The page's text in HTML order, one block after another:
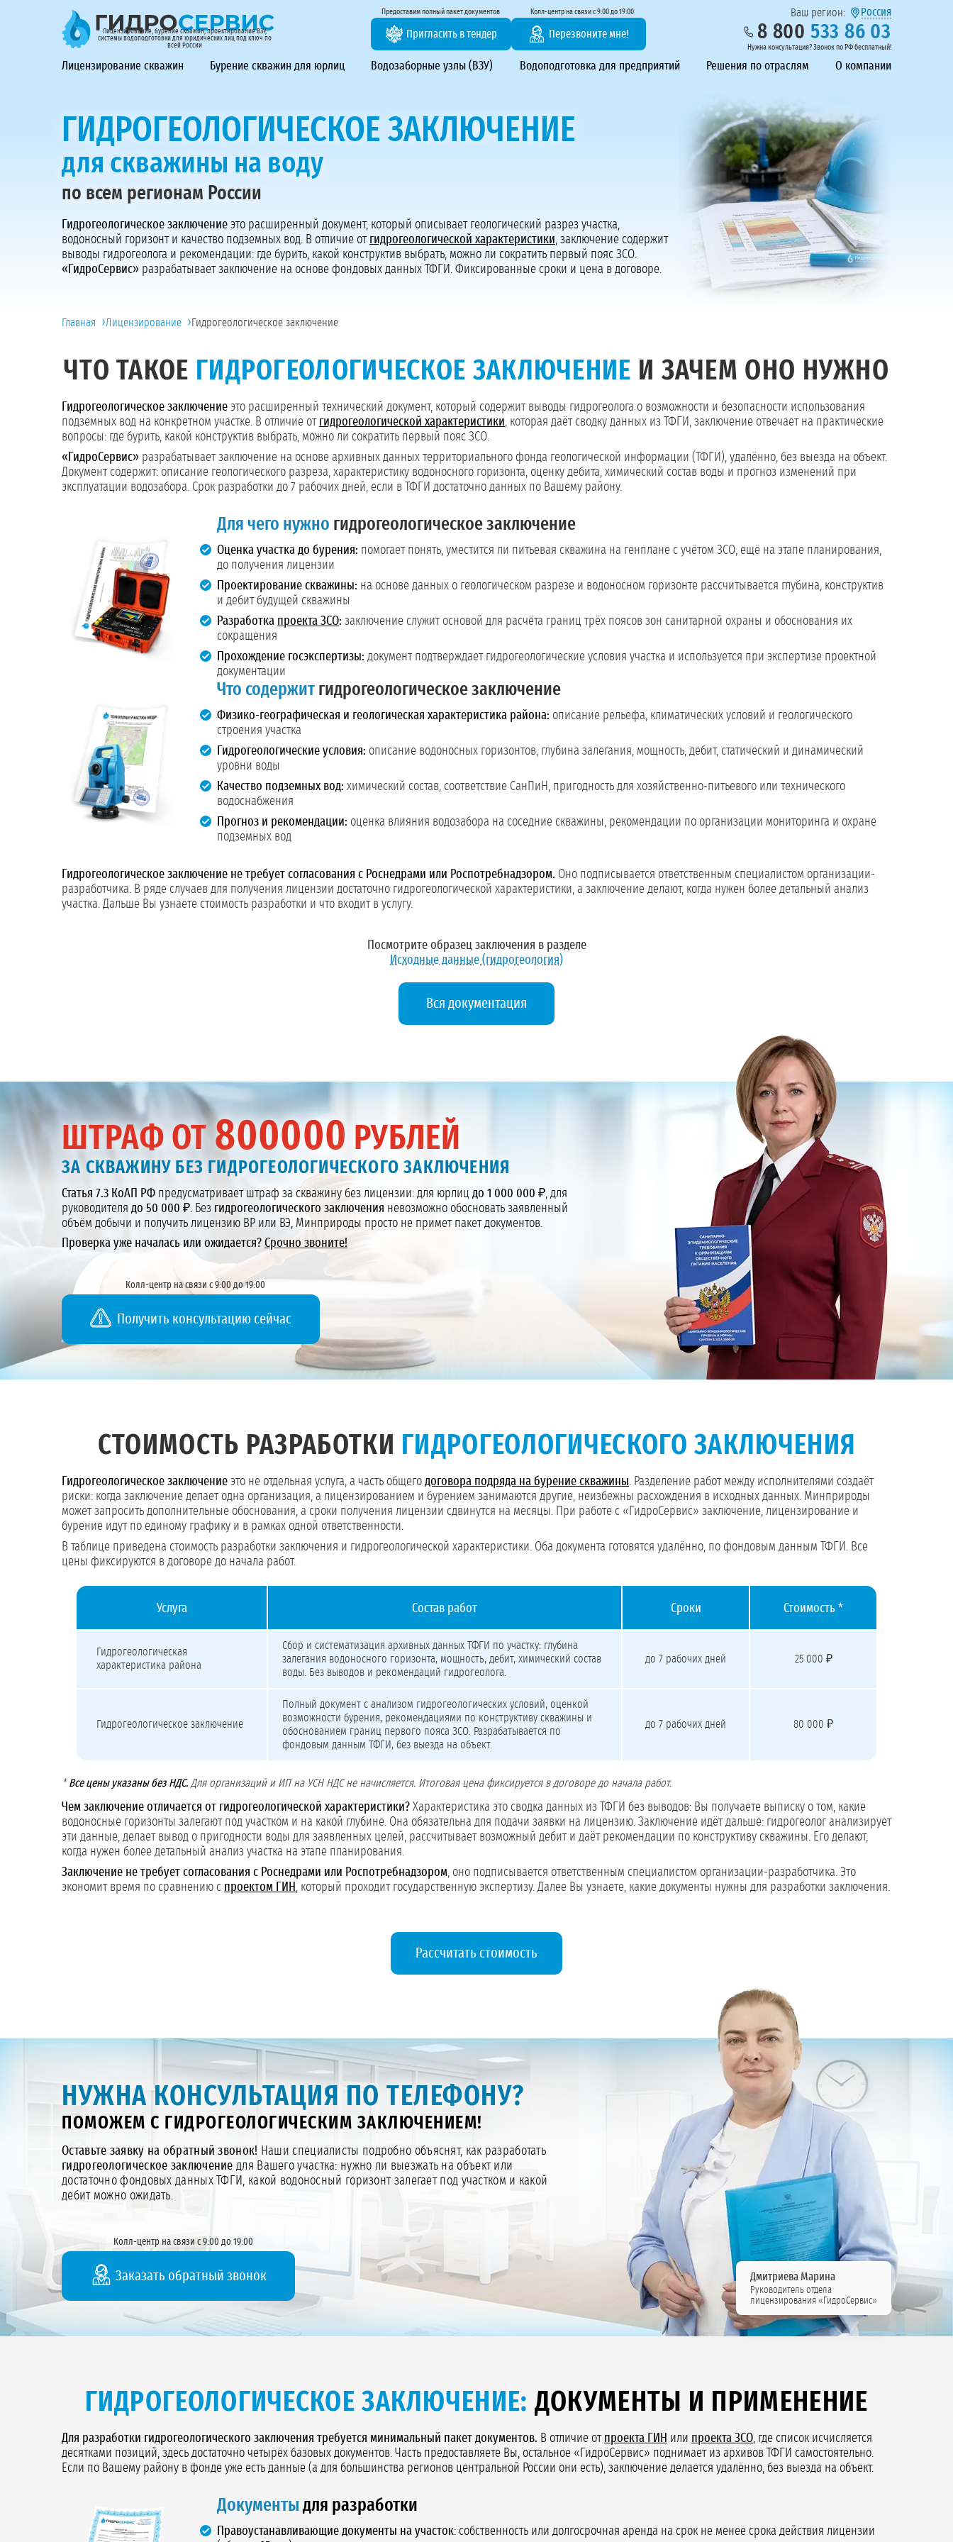
Лицензирование, бурение скважин, проектирование ВЗУ,
системы водоподготовки для юридических лиц под ключ по
всей России
Предоставим полный пакет документов
Пригласить в тендер
Колл-центр на связи с 9:00 до 19:00
Перезвоните мне!
Ваш регион: Россия
8 800 533 86 03
Нужна консультация? Звонок по РФ бесплатный!
ГидроСервис - лицензирование, бурение скважин, проектирование ВЗУ, системы водоподготовки
Лицензирование скважин Бурение скважин для юрлиц Водозаборные узлы (ВЗУ) Водоподготовка для предприятий Решения по отраслям О компании
ГИДРОГЕОЛОГИЧЕСКОЕ ЗАКЛЮЧЕНИЕ
для скважины на воду
по всем регионам России
Гидрогеологическое заключение это расширенный документ, который описывает геологический разрез участка,
водоносный горизонт и качество подземных вод. В отличие от гидрогеологической характеристики , заключение содержит
выводы гидрогеолога и рекомендации: где бурить, какой конструктив выбрать, можно ли сократить первый пояс ЗСО.
«ГидроСервис» разрабатывает заключение на основе фондовых данных ТФГИ. Фиксированные сроки и цена в договоре.
Пригласить в тендер
Колл-центр на связи с 9:00 до 19:00
Перезвоните нам
Главная ›Лицензирование ›Гидрогеологическое заключение
ЧТО ТАКОЕ ГИДРОГЕОЛОГИЧЕСКОЕ ЗАКЛЮЧЕНИЕ И ЗАЧЕМ ОНО НУЖНО
Гидрогеологическое заключение это расширенный технический документ, который содержит выводы гидрогеолога о возможности и безопасности использования
подземных вод на конкретном участке. В отличие от гидрогеологической характеристики, которая даёт сводку данных из ТФГИ, заключение отвечает на практические
вопросы: где бурить, какой конструктив выбрать, можно ли сократить первый пояс ЗСО.
«ГидроСервис» разрабатывает заключение на основе архивных данных территориального фонда геологической информации (ТФГИ), удалённо, без выезда на объект.
Документ содержит: описание геологического разреза, характеристику водоносного горизонта, оценку дебита, химический состав воды и прогноз изменений при
эксплуатации водозабора. Срок разработки до 7 рабочих дней, если в ТФГИ достаточно данных по Вашему району.
Для чего нужно гидрогеологическое заключение
Оценка участка до бурения: помогает понять, уместится ли питьевая скважина на генплане с учётом ЗСО, ещё на этапе планирования,
до получения лицензии
Проектирование скважины: на основе данных о геологическом разрезе и водоносном горизонте рассчитывается глубина, конструктив
и дебит будущей скважины
Разработка проекта ЗСО: заключение служит основой для расчёта границ трёх поясов зон санитарной охраны и обоснования их
сокращения
Прохождение госэкспертизы: документ подтверждает гидрогеологические условия участка и используется при экспертизе проектной
документации
Что содержит гидрогеологическое заключение
Физико-географическая и геологическая характеристика района: описание рельефа, климатических условий и геологического
строения участка
Гидрогеологические условия: описание водоносных горизонтов, глубина залегания, мощность, дебит, статический и динамический
уровни воды
Качество подземных вод: химический состав, соответствие СанПиН, пригодность для хозяйственно-питьевого или технического
водоснабжения
Прогноз и рекомендации: оценка влияния водозабора на соседние скважины, рекомендации по организации мониторинга и охране
подземных вод
Гидрогеологическое заключение не требует согласования с Роснедрами или Роспотребнадзором. Оно подписывается ответственным специалистом организации-
разработчика. В ряде случаев для получения лицензии достаточно гидрогеологической характеристики, а заключение делают, когда нужен более детальный анализ
участка. Дальше Вы узнаете стоимость разработки и что входит в услугу.
Посмотрите образец заключения в разделе
Исходные данные (гидрогеология)
Вся документация
ШТРАФ ОТ 800000 РУБЛЕЙ
ЗА СКВАЖИНУ БЕЗ ГИДРОГЕОЛОГИЧЕСКОГО ЗАКЛЮЧЕНИЯ
Статья 7.3 КоАП РФ предусматривает штраф за скважину без лицензии: для юрлиц до 1 000 000 ₽, для
руководителя до 50 000 ₽. Без гидрогеологического заключения невозможно обосновать заявленный
объём добычи и получить лицензию ВР или ВЭ, Минприроды просто не примет пакет документов.
Проверка уже началась или ожидается? Срочно звоните!
Колл-центр на связи с 9:00 до 19:00
Получить консультацию сейчас
СТОИМОСТЬ РАЗРАБОТКИ ГИДРОГЕОЛОГИЧЕСКОГО ЗАКЛЮЧЕНИЯ
Гидрогеологическое заключение это не отдельная услуга, а часть общего договора подряда на бурение скважины. Разделение работ между исполнителями создаёт
риски: когда заключение делает одна организация, а лицензированием и бурением занимаются другие, неизбежны расхождения в исходных данных. Минприроды
может запросить дополнительные обоснования, а сроки получения лицензии сдвинутся на месяцы. При работе с «ГидроСервис» заключение, лицензирование и
бурение идут по единому графику и в рамках одной ответственности.
В таблице приведена стоимость разработки заключения и гидрогеологической характеристики. Оба документа готовятся удалённо, по фондовым данным ТФГИ. Все
цены фиксируются в договоре до начала работ.
Услуга Состав работ Сроки Стоимость *
Гидрогеологическая
характеристика района
Сбор и систематизация архивных данных ТФГИ по участку: глубина
залегания водоносного горизонта, мощность, дебит, химический состав
воды. Без выводов и рекомендаций гидрогеолога.
до 7 рабочих дней 25 000 ₽
Гидрогеологическое заключение
Полный документ с анализом гидрогеологических условий, оценкой
возможности бурения, рекомендациями по конструктиву скважины и
обоснованием границ первого пояса ЗСО. Разрабатывается по
фондовым данным ТФГИ, без выезда на объект.
до 7 рабочих дней 80 000 ₽
*Все цены указаны без НДС. Для организаций и ИП на УСН НДС не начисляется. Итоговая цена фиксируется в договоре до начала работ.
Чем заключение отличается от гидрогеологической характеристики? Характеристика это сводка данных из ТФГИ без выводов: Вы получаете выписку о том, какие
водоносные горизонты залегают под участком и на какой глубине. Она обязательна для подачи заявки на лицензию. Заключение идёт дальше: гидрогеолог анализирует
эти данные, делает вывод о пригодности воды для заявленных целей, рассчитывает возможный дебит и даёт рекомендации по конструктиву скважины. Его делают,
когда нужен более детальный анализ участка на этапе планирования.
Заключение не требует согласования с Роснедрами или Роспотребнадзором, оно подписывается ответственным специалистом организации-разработчика. Это
экономит время по сравнению с проектом ГИН , который проходит государственную экспертизу. Далее Вы узнаете, какие документы нужны для разработки заключения.
Рассчитать стоимость
НУЖНА КОНСУЛЬТАЦИЯ ПО ТЕЛЕФОНУ?
ПОМОЖЕМ С ГИДРОГЕОЛОГИЧЕСКИМ ЗАКЛЮЧЕНИЕМ!
Оставьте заявку на обратный звонок! Наши специалисты подробно объяснят, как разработать
гидрогеологическое заключение для Вашего участка: нужно ли выезжать на объект или
достаточно фондовых данных ТФГИ, какой водоносный горизонт залегает под участком и какой
дебит можно ожидать.
Колл-центр на связи с 9:00 до 19:00
Заказать обратный звонок Дмитриева Марина
Руководитель отдела
лицензирования «ГидроСервис»
ГИДРОГЕОЛОГИЧЕСКОЕ ЗАКЛЮЧЕНИЕ: ДОКУМЕНТЫ И ПРИМЕНЕНИЕ
Для разработки гидрогеологического заключения требуется минимальный пакет документов. В отличие от проекта ГИН или проекта ЗСО, где список исчисляется
десятками позиций, здесь достаточно четырёх базовых документов. Часть предоставляете Вы, остальное «ГидроСервис» поднимает из архивов ТФГИ самостоятельно.
Если по Вашему району в фонде уже есть данные (а для большинства регионов центральной России они есть), заключение делается удалённо, без выезда на объект.
Документы для разработки
Правоустанавливающие документы на участок: собственность или долгосрочная аренда на срок не менее срока действия лицензии